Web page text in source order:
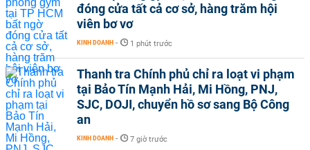
đóng cửa tất cả cơ sở, hàng trăm hội
viên bơ vơ
KINH DOANH - 1 phút trước
Thanh tra Chính phủ chỉ ra loạt vi phạm
tại Bảo Tín Mạnh Hải, Mi Hồng, PNJ,
SJC, DOJI, chuyển hồ sơ sang Bộ Công
an
KINH DOANH - 7 giờ trước